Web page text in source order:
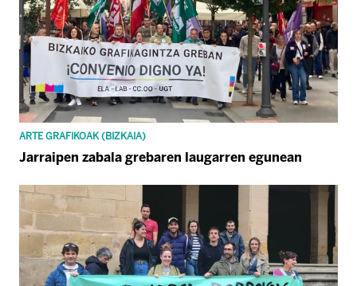
ARTE GRAFIKOAK (BIZKAIA)
Jarraipen zabala grebaren laugarren egunean